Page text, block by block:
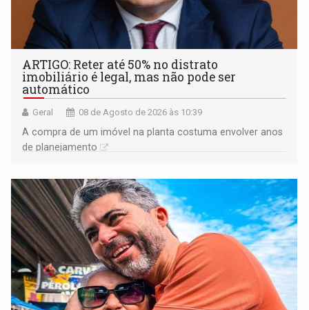
ARTIGO: Reter até 50% no distrato
imobiliário é legal, mas não pode ser
automático
Geral 08 de Agosto de 2026 às 10:39
A compra de um imóvel na planta costuma envolver anos
de planejamento